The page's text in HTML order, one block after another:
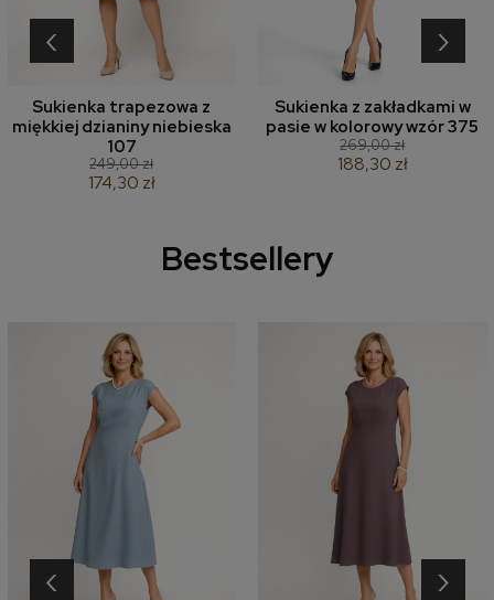
Sukienka trapezowa z
miękkiej dzianiny niebieska
107
249,00 zł
174,30 zł
Sukienka z zakładkami w
pasie w kolorowy wzór 375
269,00 zł
188,30 zł
‹ ›
Bestsellery
‹ ›